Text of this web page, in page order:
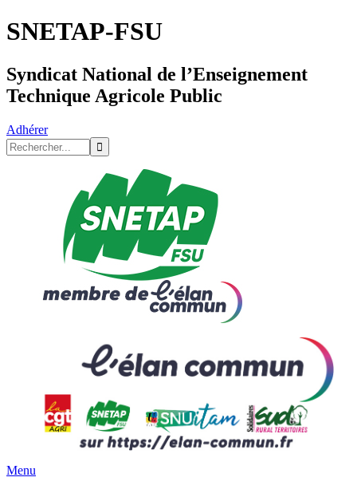
SNETAP-FSU
Syndicat National de l’Enseignement
Technique Agricole Public
Adhérer
Menu